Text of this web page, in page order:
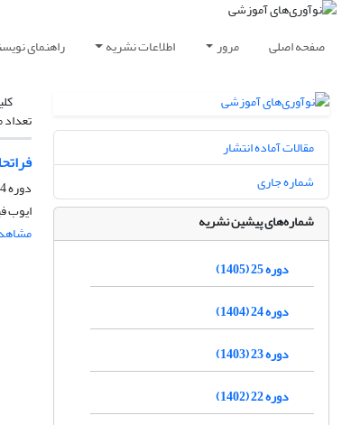
صفحه اصلی مرور اطلاعات نشریه راهنمای
تعداد
دوره 14، شماره 4، زمستان 1394، صفحه
ایوب
مقالات آماده انتشار
شماره جاری
شماره‌های پیشین نشریه
دوره 25 (1405)
دوره 24 (1404)
دوره 23 (1403)
دوره 22 (1402)